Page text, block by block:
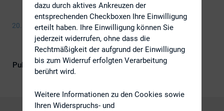
20. September 2013
Publikationsform Externe Publikationen
dazu durch aktives Ankreuzen der
entsprechenden Checkboxen Ihre Einwilligung
erteilt haben. Ihre Einwilligung können Sie
jederzeit widerrufen, ohne dass die
Rechtmäßigkeit der aufgrund der Einwilligung
bis zum Widerruf erfolgten Verarbeitung
berührt wird.
Weitere Informationen zu den Cookies sowie
Ihren Widerspruchs- und